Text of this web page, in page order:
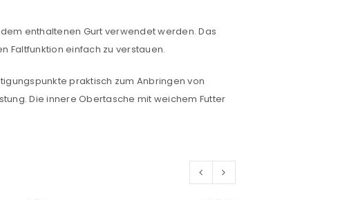
neuen Passworts wird an deine E-
enthaltenen Gurt verwendet werden. Das
Faltfunktion einfach zu verstauen.
praktisch zum Anbringen von
Die innere Obertasche mit weichem Futter